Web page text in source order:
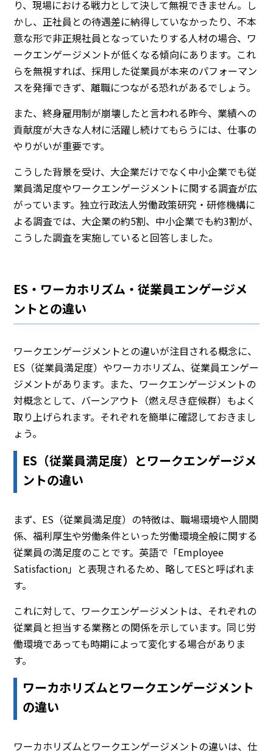
り、現場における戦力として決して無視できません。し
かし、正社員との待遇差に納得していなかったり、不本
意な形で非正規社員となっていたりする人材の場合、ワ
ークエンゲージメントが低くなる傾向にあります。これ
らを無視すれば、採用した従業員が本来のパフォーマン
スを発揮できず、離職につながる恐れがあるでしょう。
また、終身雇用制が崩壊したと言われる昨今、業績への
貢献度が大きな人材に活躍し続けてもらうには、仕事の
やりがいが重要です。
こうした背景を受け、大企業だけでなく中小企業でも従
業員満足度やワークエンゲージメントに関する調査が広
がっています。独立行政法人労働政策研究・研修機構に
よる調査では、大企業の約5割、中小企業でも約3割が、
こうした調査を実施していると回答しました。
ES・ワーカホリズム・従業員エンゲージメ
ントとの違い
ワークエンゲージメントとの違いが注目される概念に、
ES（従業員満足度）やワーカホリズム、従業員エンゲー
ジメントがあります。また、ワークエンゲージメントの
対概念として、バーンアウト（燃え尽き症候群）もよく
取り上げられます。それぞれを簡単に確認しておきまし
ょう。
ES（従業員満足度）とワークエンゲージメ
ントの違い
まず、ES（従業員満足度）の特徴は、職場環境や人間関
係、福利厚生や労働条件といった労働環境全般に関する
従業員の満足度のことです。英語で「Employee
Satisfaction」と表現されるため、略してESと呼ばれま
す。
これに対して、ワークエンゲージメントは、それぞれの
従業員と担当する業務との関係を示しています。同じ労
働環境であっても時期によって変化する場合がありま
す。
ワーカホリズムとワークエンゲージメント
の違い
ワーカホリズムとワークエンゲージメントの違いは、仕